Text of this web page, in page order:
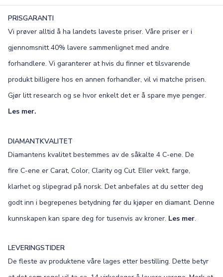
PRISGARANTI
Vi prøver alltid å ha landets laveste priser. Våre priser er i
gjennomsnitt 40% lavere sammenlignet med andre
forhandlere. Vi garanterer at hvis du finner et tilsvarende
produkt billigere hos en annen forhandler, vil vi matche prisen.
Gjør litt research og se hvor enkelt det er å spare mye penger.
Les mer.
DIAMANTKVALITET
Diamantens kvalitet bestemmes av de såkalte 4 C-ene. De
fire C-ene er Carat, Color, Clarity og Cut. Eller vekt, farge,
klarhet og slipegrad på norsk. Det anbefales at du setter deg
godt inn i begrepenes betydning før du kjøper en diamant. Denne
kunnskapen kan spare deg for tusenvis av kroner. Les mer.
LEVERINGSTIDER
De fleste av produktene våre lages etter bestilling. Dette betyr